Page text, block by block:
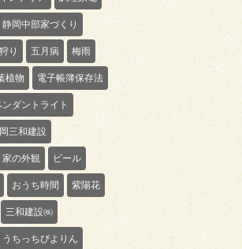
静岡中部家づくり
り 五月病 梅雨
植物 電子帳簿保存法
ンダントライト
三和建設
家の外観 ビール
おうち時間 紫陽花
三和建設㈱
うちっちぴよりん